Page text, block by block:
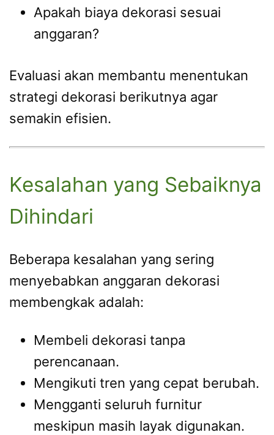
Apakah biaya dekorasi sesuai
anggaran?
Evaluasi akan membantu menentukan
strategi dekorasi berikutnya agar
semakin efisien.
Kesalahan yang Sebaiknya
Dihindari
Beberapa kesalahan yang sering
menyebabkan anggaran dekorasi
membengkak adalah:
Membeli dekorasi tanpa
perencanaan.
Mengikuti tren yang cepat berubah.
Mengganti seluruh furnitur
meskipun masih layak digunakan.